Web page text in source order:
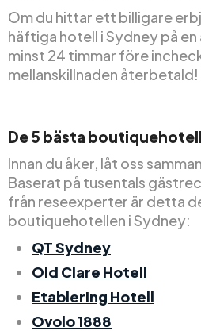
Om du hittar ett billigare
häftiga hotell i Sydney på
minst 24 timmar före
mellanskillnaden återbetald!
De 5 bästa
Innan du åker, låt oss
Baserat på tusentals
från reseexperter är detta
boutiquehotellen i Sydney:
QT Sydney
Old Clare Hotell
Etablering Hotell
Ovolo 1888